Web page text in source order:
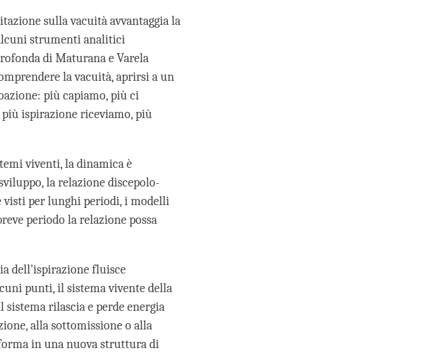
sulla vacuità avvantaggia la
strumenti analitici
di Maturana e Varela
la vacuità, aprirsi a un
più capiamo, più ci
ispirazione riceviamo, più
viventi, la dinamica è
la relazione discepolo-
visti per lunghi periodi, i modelli
periodo la relazione possa
dell'ispirazione fluisce
punti, il sistema vivente della
rilascia e perde energia
alla sottomissione o alla
in una nuova struttura di